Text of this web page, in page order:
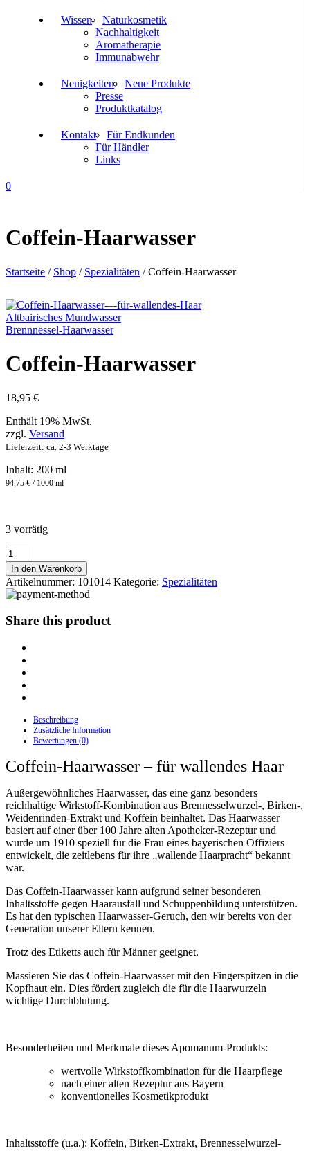
Wissen
Naturkosmetik
Nachhaltigkeit
Aromatherapie
Immunabwehr
Neuigkeiten
Neue Produkte
Presse
Produktkatalog
Kontakt
Für Endkunden
Für Händler
Links
0
Coffein-Haarwasser
Startseite / Shop / Spezialitäten /Coffein-Haarwasser
Altbairisches Mundwasser
Brennnessel-Haarwasser
Coffein-Haarwasser
18,95 €
Enthält 19% MwSt.
zzgl. Versand
Lieferzeit: ca. 2-3 Werktage
Inhalt: 200 ml
94,75 € / 1000 ml
3 vorrätig
Coffein-
Haarwasser
Menge
In den Warenkorb
Artikelnummer: 101014 Kategorie: Spezialitäten
Share this product
Beschreibung
Zusätzliche Information
Bewertungen (0)
Coffein-Haarwasser – für wallendes Haar
Außergewöhnliches Haarwasser, das eine ganz besonders
reichhaltige Wirkstoff-Kombination aus Brennesselwurzel-, Birken-,
Weidenrinden-Extrakt und Koffein beinhaltet. Das Haarwasser
basiert auf einer über 100 Jahre alten Apotheker-Rezeptur und
wurde um 1910 speziell für die Frau eines bayerischen Offiziers
entwickelt, die zeitlebens für ihre „wallende Haarpracht“ bekannt
war.
Das Coffein-Haarwasser kann aufgrund seiner besonderen
Inhaltsstoffe gegen Haarausfall und Schuppenbildung unterstützen.
Es hat den typischen Haarwasser-Geruch, den wir bereits von der
Generation unserer Eltern kennen.
Trotz des Etiketts auch für Männer geeignet.
Massieren Sie das Coffein-Haarwasser mit den Fingerspitzen in die
Kopfhaut ein. Dies fördert zugleich die für die Haarwurzeln
wichtige Durchblutung.
Besonderheiten und Merkmale dieses Apomanum-Produkts:
wertvolle Wirkstoffkombination für die Haarpflege
nach einer alten Rezeptur aus Bayern
konventionelles Kosmetikprodukt
Inhaltsstoffe (u.a.): Koffein, Birken-Extrakt, Brennesselwurzel-